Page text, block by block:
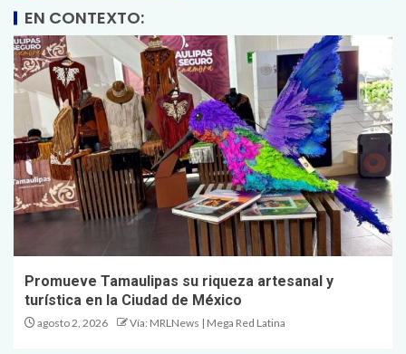
3
Tamaulipas políticas de
conservación con especialista
al frente de Caza y Pesca
4
Consolida Gobierno de
Tamaulipas al ITAVU con
experiencia y visión social
Promueve Secretaría de Salud
Semana Mundial de la Lactancia
Materna 2026
EN CONTEXTO:
Promueve Tamaulipas su riqueza artesanal y
turística en la Ciudad de México
agosto 2, 2026 Vía: MRLNews | Mega Red Latina